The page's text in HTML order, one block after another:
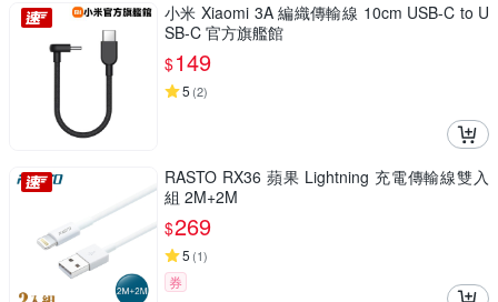
小米 Xiaomi 3A 編織傳輸線 10cm USB-C to U
SB-C 官方旗艦館
$149
5 (2)
RASTO RX36 蘋果 Lightning 充電傳輸線雙入
組 2M+2M
$269
5 (1)
券